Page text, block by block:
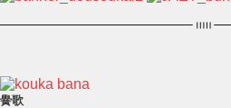
黌歌